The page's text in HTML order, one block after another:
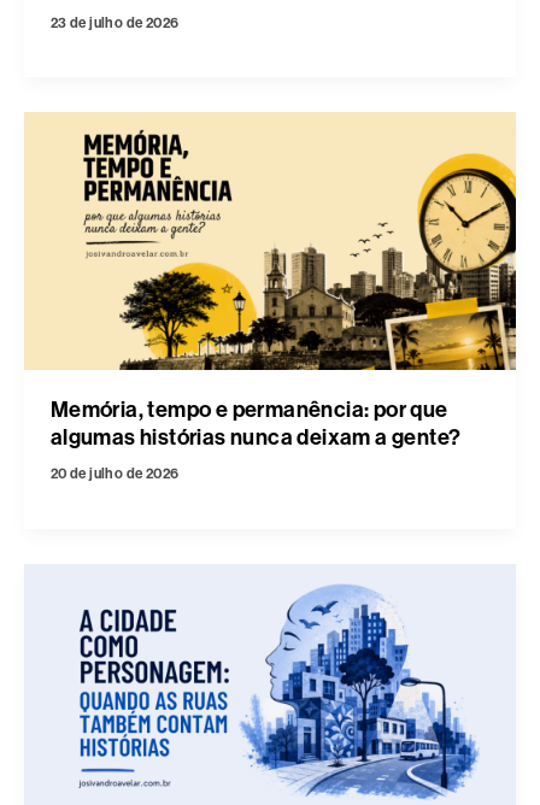
23 de julho de 2026
Memória, tempo e permanência: por que
algumas histórias nunca deixam a gente?
20 de julho de 2026